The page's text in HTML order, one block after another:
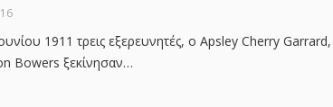
1911 τρεις εξερευνητές, ο Apsley Cherry
Bowers ξεκίνησαν…